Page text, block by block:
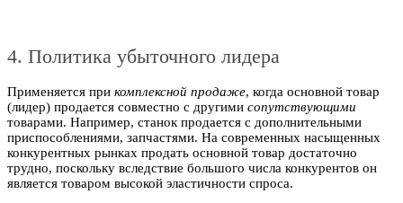
4. Политика убыточного лидера
Применяется при комплексной продаже, когда основной товар
(лидер) продается совместно с другими сопутствующими
товарами. Например, станок продается с дополнительными
приспособлениями, запчастями. На современных насыщенных
конкурентных рынках продать основной товар достаточно
трудно, поскольку вследствие большого числа конкурентов он
является товаром высокой эластичности спроса.